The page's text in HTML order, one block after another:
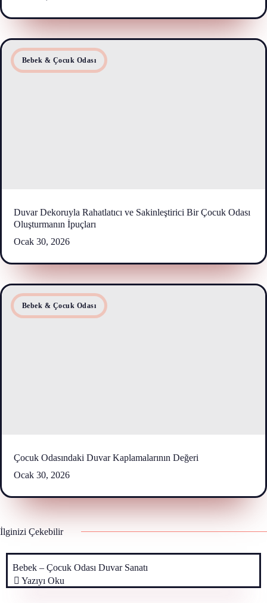
Bebek & Çocuk Odası
Duvar Dekoruyla Rahatlatıcı ve Sakinleştirici Bir Çocuk Odası
Oluşturmanın İpuçları
Ocak 30, 2026
Bebek & Çocuk Odası
Çocuk Odasındaki Duvar Kaplamalarının Değeri
Ocak 30, 2026
İlginizi Çekebilir
Bebek – Çocuk Odası Duvar Sanatı
Yazıyı Oku